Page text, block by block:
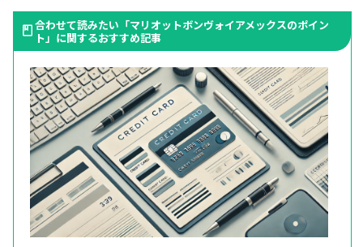
合わせて読みたい「マリオットボンヴォイアメックスのポイン
ト」に関するおすすめ記事